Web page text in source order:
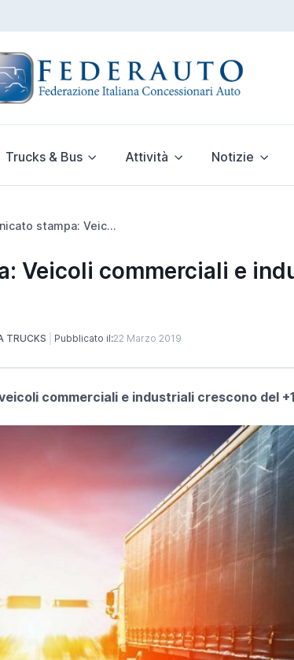
Trucks & Bus Attività Notizie
Comunicato stampa: Veicoli commerciali e industriali a febbraio +1,2%
Veicoli commerciali e
TRUCKS Pubblicato il:22 Marzo 2019
commerciali e industriali crescono del